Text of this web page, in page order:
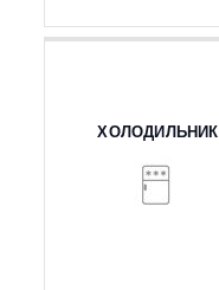
ХОЛОДИЛЬНИК